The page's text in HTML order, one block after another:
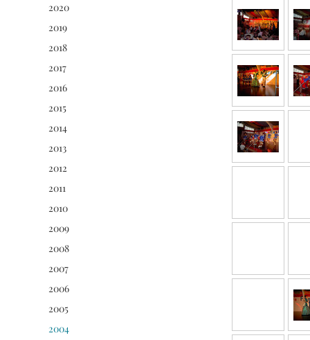
2020
2019
2018
2017
2016
2015
2014
2013
2012
2011
2010
2009
2008
2007
2006
2005
2004